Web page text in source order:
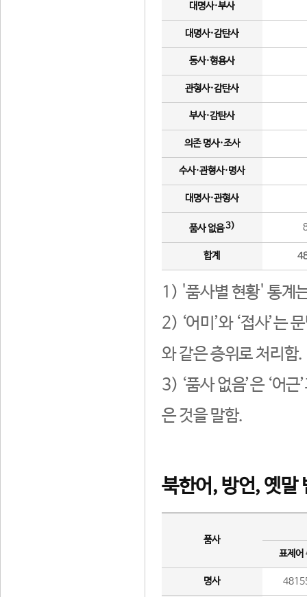
대명사·부사
대명사·감탄사
동사·형용사
관형사·감탄사
부사·감탄사
의존 명사·조사
수사·관형사·명사
대명사·관형사
품사 없음3)
합계
1) '품사별 현황' 통계
2) ‘어미’와 ‘접사’는
와 같은 층위로 처리함.
3) ‘품사 없음’은 ‘어
은 것을 말함.
북한어, 방언, 옛말
품사
표제어
명사